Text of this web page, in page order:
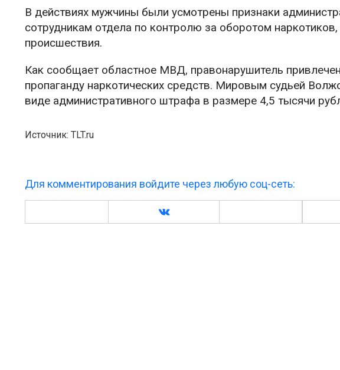
В действиях мужчины были усмотрены признаки
сотрудникам отдела по контролю за оборотом
происшествия.
Как сообщает областное МВД, правонарушитель
пропаганду наркотических средств. Мировым судьей
виде административного штрафа в размере 4,5 тысячи
Источник: TLT.ru
Для комментирования войдите через любую соц-сеть: